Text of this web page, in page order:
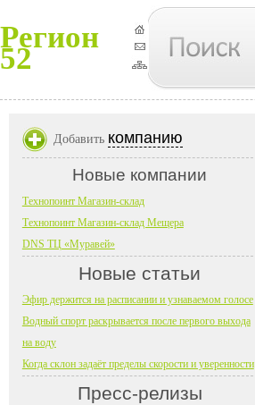
Регион
52
Добавить компанию
Новые компании
Технопоинт Магазин-склад
Технопоинт Магазин-склад Мещера
DNS ТЦ «Муравей»
Новые статьи
Эфир держится на расписании и узнаваемом голосе
Водный спорт раскрывается после первого выхода
на воду
Когда склон задаёт пределы скорости и уверенности
Пресс-релизы